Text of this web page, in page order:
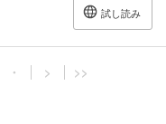
試し読み
・ > >>